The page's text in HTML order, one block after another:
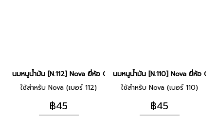
นมหนูน้ำมัน [N.112] Nova ยี่ห้อ CCD
ใช้สำหรับ Nova (เบอร์ 112)
฿45
นมหนูน้ำมัน [N.110] Nova ยี่ห้อ CCD
ใช้สำหรับ Nova (เบอร์ 110)
฿45